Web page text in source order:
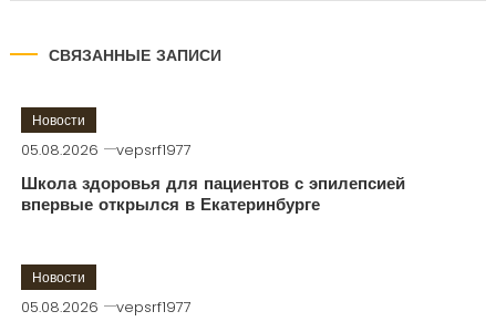
СВЯЗАННЫЕ ЗАПИСИ
Новости
05.08.2026 vepsrf1977
Школа здоровья для пациентов с эпилепсией
впервые открылся в Екатеринбурге
Новости
05.08.2026 vepsrf1977